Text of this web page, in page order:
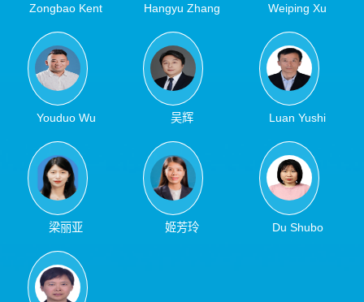
Zongbao Kent
Zhao
Hangyu Zhang Weiping Xu
Youduo Wu 吴辉 Luan Yushi
梁丽亚 姬芳玲 Du Shubo